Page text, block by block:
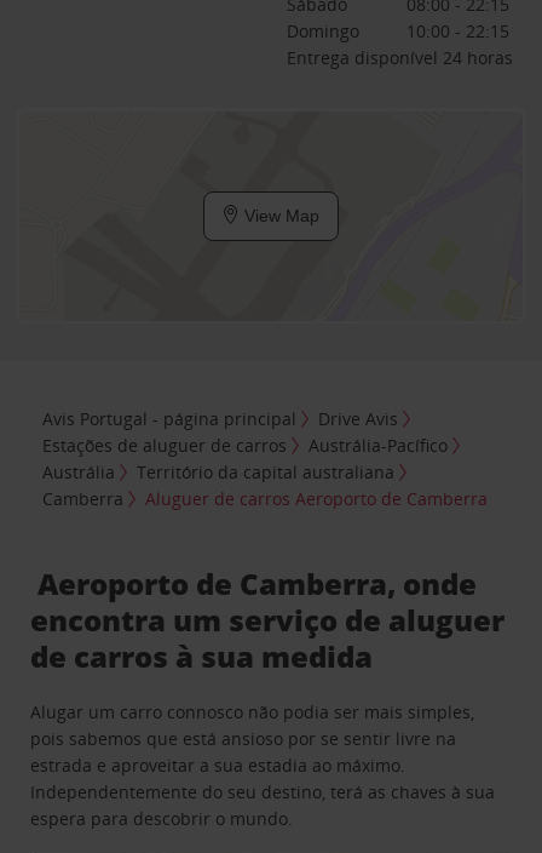
Domingo
10:00 - 22:15
Entrega disponível 24 horas
View Map
Avis Portugal - página principal
Drive Avis
Estações de aluguer de carros
Austrália-Pacífico
Austrália
Território da capital australiana
Camberra
Aluguer de carros Aeroporto de Camberra
Aeroporto de Camberra, onde
encontra um serviço de aluguer
de carros à sua medida
Alugar um carro connosco não podia ser mais simples,
pois sabemos que está ansioso por se sentir livre na
estrada e aproveitar a sua estadia ao máximo.
Independentemente do seu destino, terá as chaves à sua
espera para descobrir o mundo.